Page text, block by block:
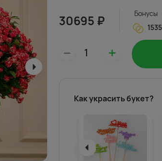
30695 ₽
Бонусы
1535
– +
Как украсить букет?